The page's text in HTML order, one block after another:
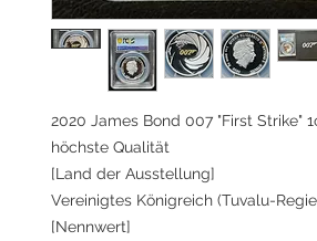
2020 James Bond 007 "First Strike"
höchste Qualität
[Land der Ausstellung]
Vereinigtes Königreich (Tuvalu-
[Nennwert]